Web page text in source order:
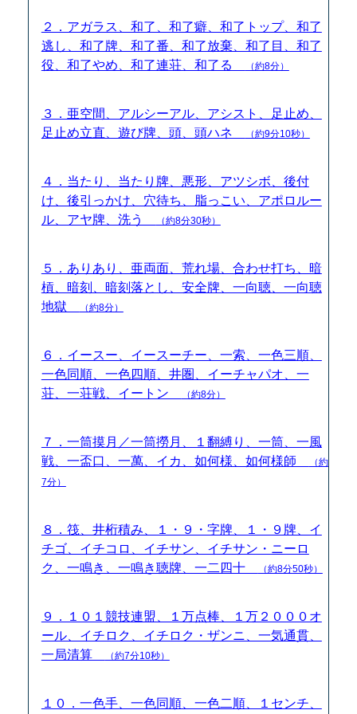
２．アガラス、和了、和了癖、和了トップ、和了
逃し、和了牌、和了番、和了放棄、和了目、和了
役、和了やめ、和了連荘、和了る
（約8分）
３．亜空間、アルシーアル、アシスト、足止め、
足止め立直、遊び牌、頭、頭ハネ
（約9分10秒）
４．当たり、当たり牌、悪形、アツシボ、後付
け、後引っかけ、穴待ち、脂っこい、アポロルー
ル、アヤ牌、洗う
（約8分30秒）
５．ありあり、亜両面、荒れ場、合わせ打ち、暗
槓、暗刻、暗刻落とし、安全牌、一向聴、一向聴
地獄
（約8分）
６．イースー、イースーチー、一索、一色三順、
一色同順、一色四順、井圏、イーチャパオ、一
荘、一荘戦、イートン
（約8分）
７．一筒摸月／一筒撈月、１翻縛り、一筒、一風
戦、一盃口、一萬、イカ、如何様、如何様師
（約
7分）
８．筏、井桁積み、１・９・字牌、１・９牌、イ
チゴ、イチコロ、イチサン、イチサン・ニーロ
ク、一鳴き、一鳴き聴牌、一二四十
（約8分50秒）
９．１０１競技連盟、１万点棒、１万２０００オ
ール、イチロク、イチロク・ザンニ、一気通貫、
一局清算
（約7分10秒）
１０．一色手、一色同順、一色二順、１センチ、